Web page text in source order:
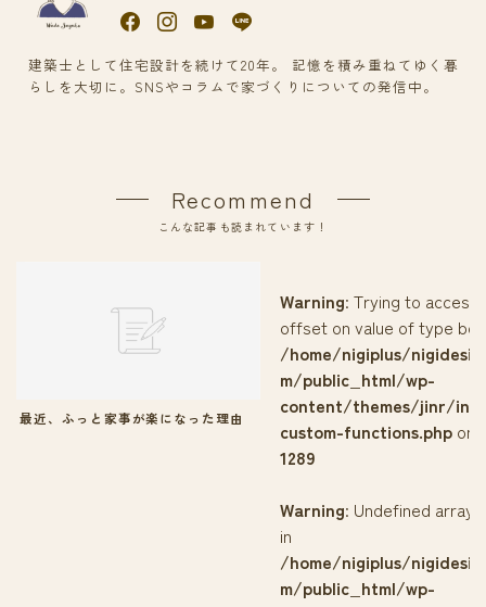
建築士として住宅設計を続けて20年。 記憶を積み重ねてゆく暮
らしを大切に。SNSやコラムで家づくりについての発信中。
Recommend
こんな記事も読まれています！
最近、ふっと家事が楽になった理由
Warning: Trying to access
offset on value of type
/home/nigiplus/
m/public_html/wp-
content/themes/jinr/
custom-functions.php on
1289
Warning: Undefined array
in
/home/nigiplus/
m/public_html/wp-